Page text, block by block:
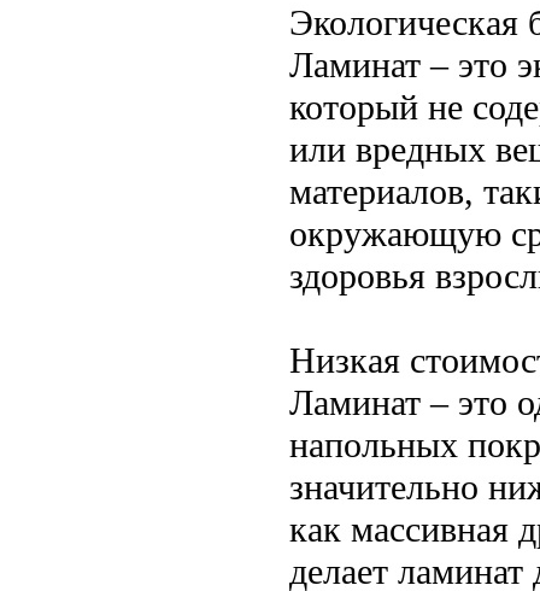
Экологическая
Ламинат – это
который не
или вредных
материалов,
окружающую
здоровья
Низкая
Ламинат – это
напольных
значительно
как массивная
делает